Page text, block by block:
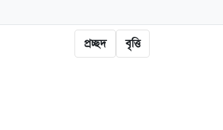
প্রচ্ছদ বৃত্তি